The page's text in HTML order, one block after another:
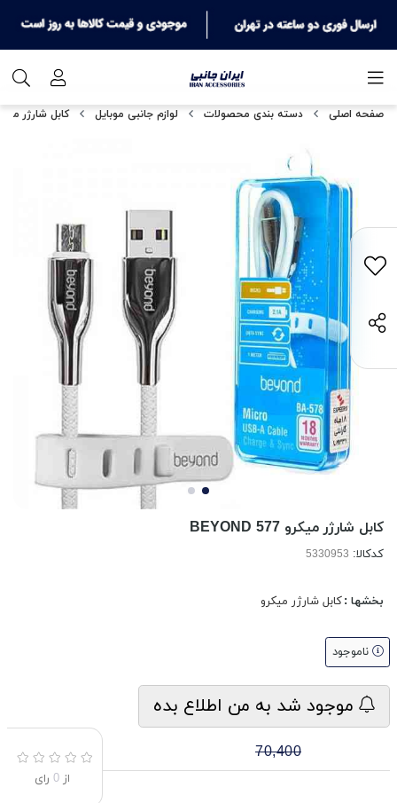
صفحه اصلی دسته بندی محصولات لوازم جانبی موبایل کابل شارژر
کابل شارژر میکرو BEYOND 577
کدکالا:
بخشها :کابل شارژر میکرو
ناموجود
موجود شد به من اطلاع بده
70,400
از 0 رای